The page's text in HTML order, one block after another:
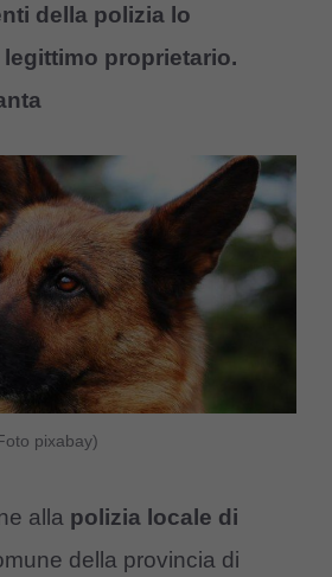
della polizia lo
proprietario.
pixabay)
alla polizia locale di
della provincia di